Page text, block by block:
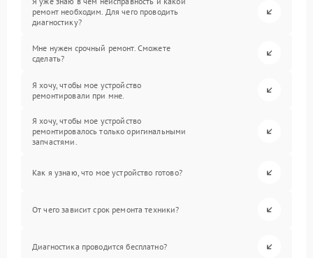
ремонт необходим. Для чего проводить
диагностику?
Мне нужен срочный ремонт. Сможете
сделать?
Я хочу, чтобы мое устройство
ремонтировали при мне.
Я хочу, чтобы мое устройство
ремонтировалось только оригинальными
запчастями.
Как я узнаю, что мое устройство готово?
От чего зависит срок ремонта техники?
Диагностика проводится бесплатно?